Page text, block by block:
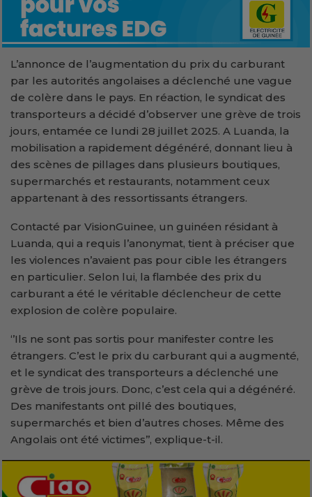
L’annonce de l’augmentation du prix du carburant
par les autorités angolaises a déclenché une vague
de colère dans le pays. En réaction, le syndicat des
transporteurs a décidé d’observer une grève de trois
jours, entamée ce lundi 28 juillet 2025. A Luanda, la
mobilisation a rapidement dégénéré, donnant lieu à
des scènes de pillages dans plusieurs boutiques,
supermarchés et restaurants, notamment ceux
appartenant à des ressortissants étrangers.
Contacté par VisionGuinee, un guinéen résidant à
Luanda, qui a requis l’anonymat, tient à préciser que
les violences n’avaient pas pour cible les étrangers
en particulier. Selon lui, la flambée des prix du
carburant a été le véritable déclencheur de cette
explosion de colère populaire.
‘’Ils ne sont pas sortis pour manifester contre les
étrangers. C’est le prix du carburant qui a augmenté,
et le syndicat des transporteurs a déclenché une
grève de trois jours. Donc, c’est cela qui a dégénéré.
Des manifestants ont pillé des boutiques,
supermarchés et bien d’autres choses. Même des
Angolais ont été victimes’’, explique-t-il.